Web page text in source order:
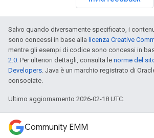
Salvo quando diversamente specificato, i
sono concessi in base alla licenza Creative
mentre gli esempi di codice sono concessi in
2.0. Per ulteriori dettagli, consulta le norme del
Developers. Java è un marchio registrato di
consociate.
Ultimo aggiornamento 2026-02-18 UTC.
Community EMM